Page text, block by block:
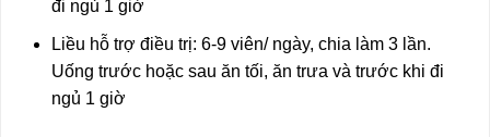
đi ngủ 1 giờ
Liều hỗ trợ điều trị: 6-9 viên/ ngày, chia làm 3 lần.
Uống trước hoặc sau ăn tối, ăn trưa và trước khi đi
ngủ 1 giờ